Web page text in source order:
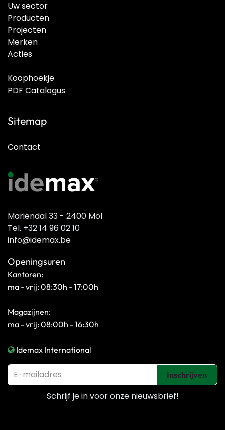
Uw sector
Producten
Projecten
Merken
Acties
Koophoekje
PDF Catalogus
Sitemap
Contact
Mariëndal 33 - 2400 Mol
Tel. +32 14 96 02 10
info@idemax.be
Openingsuren
Kantoren:
ma - vrij: 08:30h - 17:00h
Magazijnen:
ma - vrij: 08:00h - 16:30h
Idemax International
Inschrijven
Schrijf je in voor onze nieuwsbrief!